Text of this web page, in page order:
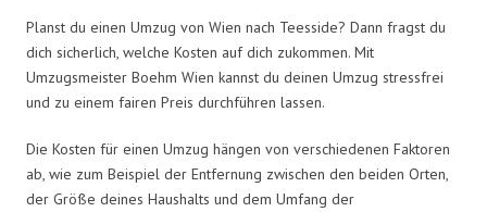
Planst du einen Umzug von Wien nach Teesside? Dann fragst du
dich sicherlich, welche Kosten auf dich zukommen. Mit
Umzugsmeister Boehm Wien kannst du deinen Umzug stressfrei
und zu einem fairen Preis durchführen lassen.
Die Kosten für einen Umzug hängen von verschiedenen Faktoren
ab, wie zum Beispiel der Entfernung zwischen den beiden Orten,
der Größe deines Haushalts und dem Umfang der